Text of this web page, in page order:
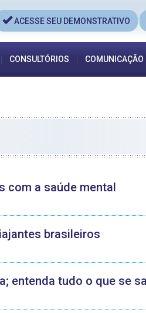
ACESSE SEU DEMONSTRATIVO
CONSULTÓRIOS COMUNICAÇÃO
com a saúde mental
brasileiros
entenda tudo o que se